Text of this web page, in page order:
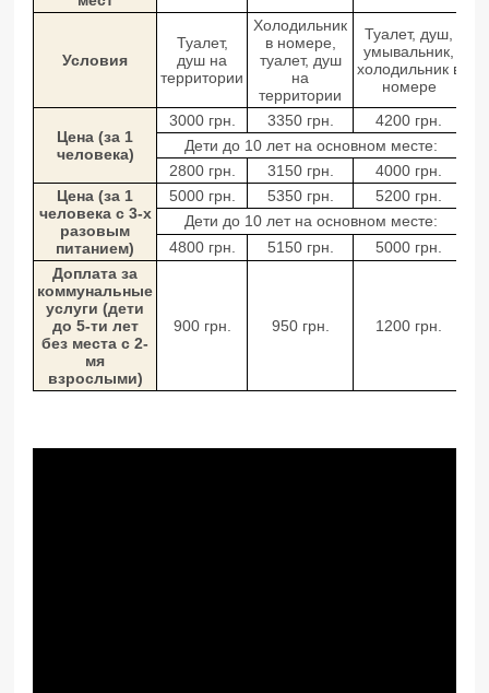
Условия
Туалет,
душ на
территории
Холодильник
в номере,
туалет, душ
на
территории
Туалет, душ,
умывальник,
холодильник в
номере
Цена (за 1
человека)
3000 грн. 3350 грн.
4200 грн.
Дети до 10 лет на основном месте:
2800 грн.
3150 грн.
4000 грн.
Цена (за 1
человека с 3-х
разовым
питанием)
5000 грн. 5350 грн.
5200 грн.
Дети до 10 лет на основном месте:
4800 грн.
5150 грн.
5000 грн.
Доплата за
коммунальные
услуги (дети
до 5-ти лет
без места с 2-
мя
взрослыми)
900 грн. 950 грн. 1200 грн.